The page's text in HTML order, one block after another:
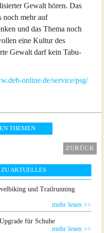
Gewalt hören. Das
noch mehr auf
und das Thema noch
eine Kultur des
Gewalt darf kein Tabu-
online.de/service/psg/
THEMEN
ZURÜCK
AKTUELLES
und Trailrunning
mehr lesen >>
für Schuhe
mehr lesen >>